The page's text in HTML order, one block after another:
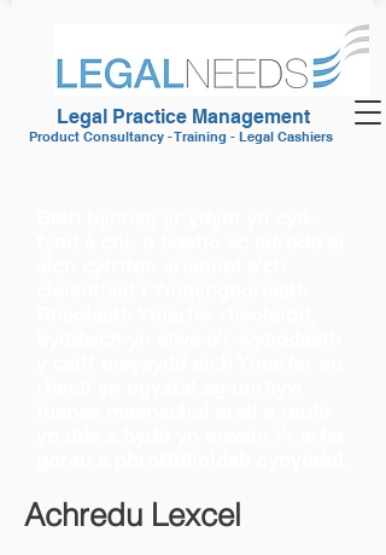
Legal Practice Management
Product Consultancy - Training - Legal Cashiers
Achredu Lexcel